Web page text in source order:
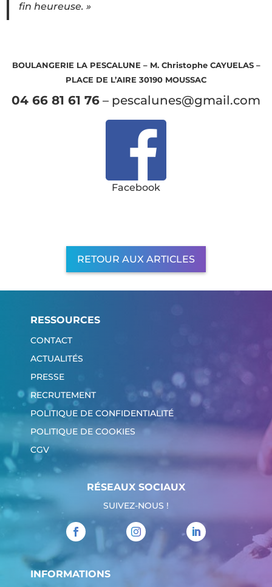
fin heureuse. »
BOULANGERIE LA PESCALUNE – M. Christophe CAYUELAS –
PLACE DE L’AIRE 30190 MOUSSAC
04 66 81 61 76 – pescalunes@gmail.com
Facebook
RETOUR AUX ARTICLES
RESSOURCES
CONTACT
ACTUALITÉS
PRESSE
RECRUTEMENT
POLITIQUE DE CONFIDENTIALITÉ
POLITIQUE DE COOKIES
CGV
RÉSEAUX SOCIAUX
SUIVEZ-NOUS !
INFORMATIONS